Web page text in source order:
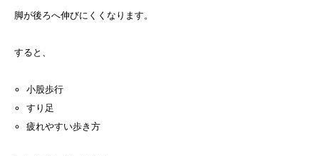
脚が後ろへ伸びにくくなります。
すると、
小股歩行
すり足
疲れやすい歩き方